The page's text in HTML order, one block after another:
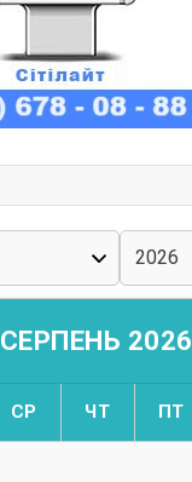
СЕРПЕНЬ 2026
СР ЧТ ПТ